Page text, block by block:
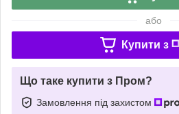
або
Купити з
Що таке купити з Пром?
Замовлення під захистом